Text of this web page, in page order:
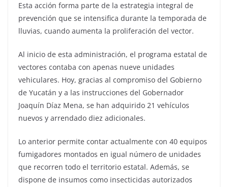
Esta acción forma parte de la estrategia integral de
prevención que se intensifica durante la temporada de
lluvias, cuando aumenta la proliferación del vector.
Al inicio de esta administración, el programa estatal de
vectores contaba con apenas nueve unidades
vehiculares. Hoy, gracias al compromiso del Gobierno
de Yucatán y a las instrucciones del Gobernador
Joaquín Díaz Mena, se han adquirido 21 vehículos
nuevos y arrendado diez adicionales.
Lo anterior permite contar actualmente con 40 equipos
fumigadores montados en igual número de unidades
que recorren todo el territorio estatal. Además, se
dispone de insumos como insecticidas autorizados